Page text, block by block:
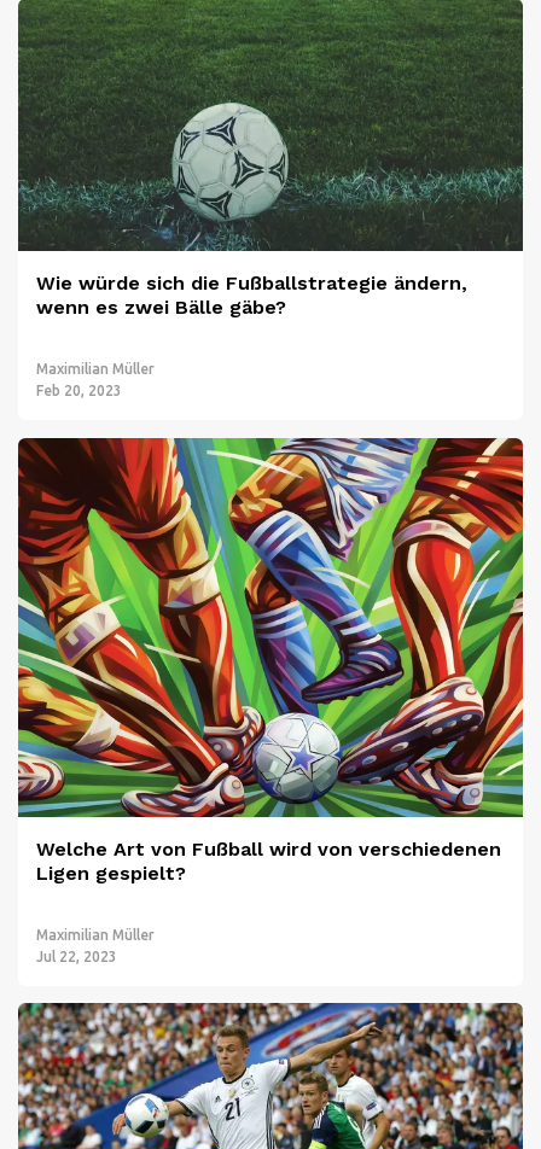
Wie würde sich die Fußballstrategie ändern,
wenn es zwei Bälle gäbe?
Maximilian Müller
Feb 20, 2023
Welche Art von Fußball wird von verschiedenen
Ligen gespielt?
Maximilian Müller
Jul 22, 2023